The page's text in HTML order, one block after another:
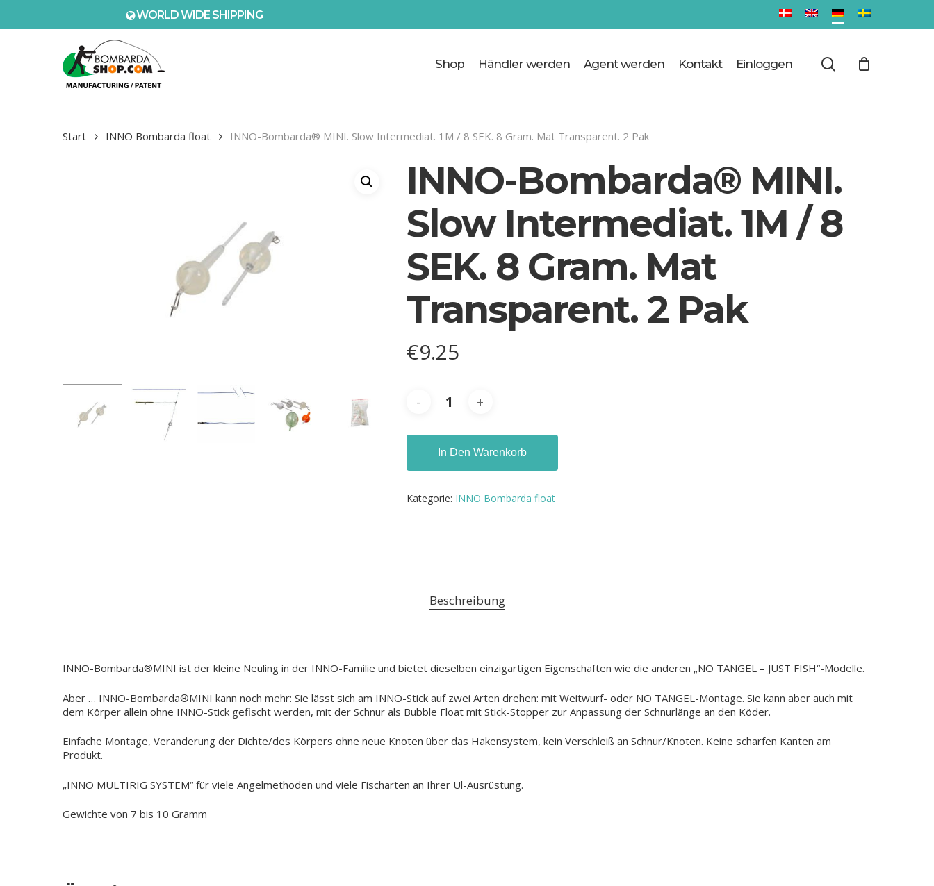
WORLD WIDE SHIPPING
Shop Händler werden Agent werden Kontakt Einloggen search
Cart Close
Start INNO Bombarda float INNO-Bombarda® MINI. Slow Intermediat. 1M / 8 SEK. 8 Gram. Mat Transparent. 2 Pak
INNO-Bombarda® MINI.
Slow Intermediat. 1M / 8
SEK. 8 Gram. Mat
Transparent. 2 Pak
€9.25
In Den Warenkorb
Kategorie: INNO Bombarda float
Beschreibung
INNO-Bombarda®MINI ist der kleine Neuling in der INNO-Familie und bietet dieselben einzigartigen Eigenschaften wie die anderen „NO TANGEL – JUST FISH“-Modelle.
Aber … INNO-Bombarda®MINI kann noch mehr: Sie lässt sich am INNO-Stick auf zwei Arten drehen: mit Weitwurf- oder NO TANGEL-Montage. Sie kann aber auch mit
dem Körper allein ohne INNO-Stick gefischt werden, mit der Schnur als Bubble Float mit Stick-Stopper zur Anpassung der Schnurlänge an den Köder.
Einfache Montage, Veränderung der Dichte/des Körpers ohne neue Knoten über das Hakensystem, kein Verschleiß an Schnur/Knoten. Keine scharfen Kanten am
Produkt.
„INNO MULTIRIG SYSTEM“ für viele Angelmethoden und viele Fischarten an Ihrer Ul-Ausrüstung.
Gewichte von 7 bis 10 Gramm